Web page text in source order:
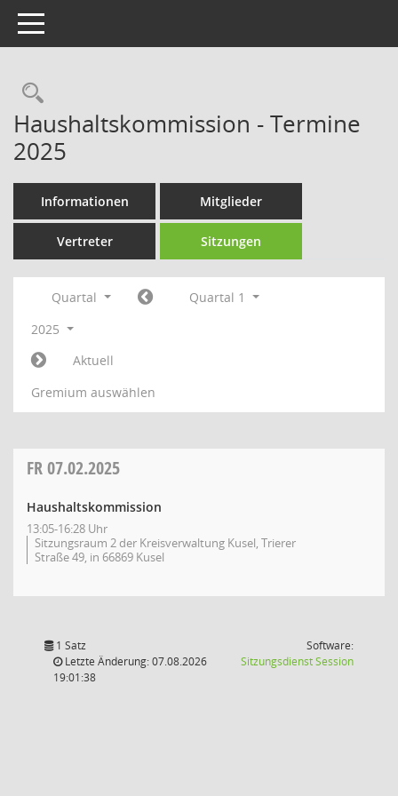
Toggle navigation
Rechercheauswahl
Haushaltskommission - Termine
2025
Informationen Mitglieder
Vertreter Sitzungen
Quartal
Quartal 1
2025
Aktuell
Gremium auswählen
FR07.02.2025
Haushaltskommission
13:05-16:28 Uhr
Sitzungsraum 2 der Kreisverwaltung Kusel, Trierer
Straße 49, in 66869 Kusel
1 Satz
Letzte Änderung: 07.08.2026
19:01:38
Software:
SitzungsdienstSession(Wird in